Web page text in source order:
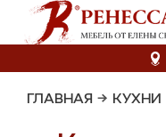
ГЛАВНАЯ → КУХНИ